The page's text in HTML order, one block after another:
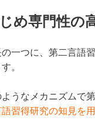
め専門性の
一つに、第二言語
。
うなメカニズムで
習得研究の知見を